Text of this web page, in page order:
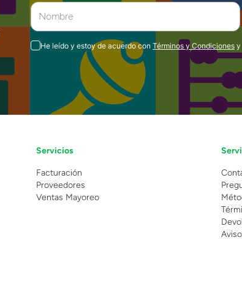
He leído y estoy de acuerdo con Términos y Condiciones y
Servicios
Facturación
Proveedores
Ventas Mayoreo